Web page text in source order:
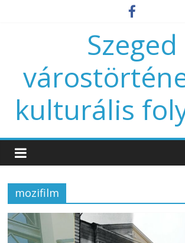
Szeged
kulturális
mozifilm